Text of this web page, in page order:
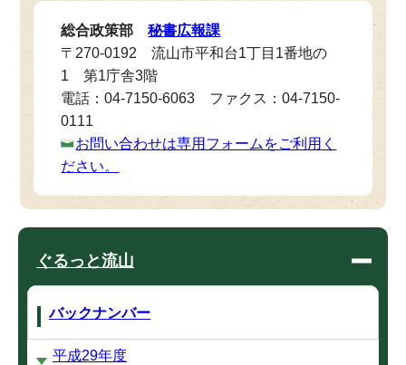
総合政策部秘書広報課
〒270-0192 流山市平和台1丁目1番地の
1 第1庁舎3階
電話：04-7150-6063 ファクス：04-7150-
0111
お問い合わせは専用フォームをご利用く
ださい。
ぐるっと流山
バックナンバー
平成29年度